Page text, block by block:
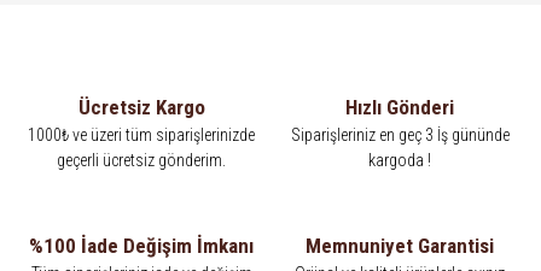
Ücretsiz Kargo
1000₺ ve üzeri tüm siparişlerinizde
geçerli ücretsiz gönderim.
Hızlı Gönderi
Siparişleriniz en geç 3 İş gününde
kargoda !
%100 İade Değişim İmkanı Memnuniyet Garantisi